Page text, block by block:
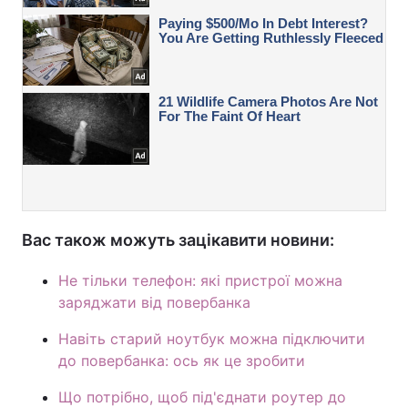
Вас також можуть зацікавити новини:
Не тільки телефон: які пристрої можна
заряджати від повербанка
Навіть старий ноутбук можна підключити
до повербанка: ось як це зробити
Що потрібно, щоб під'єднати роутер до